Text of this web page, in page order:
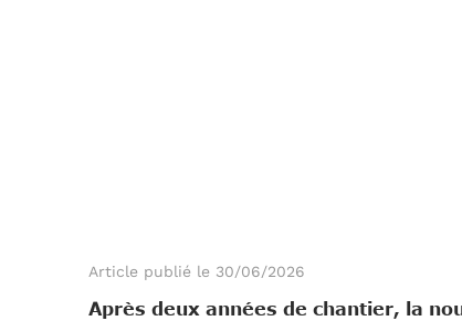
Article publié le 30/06/2026
Après deux années de chantier, la